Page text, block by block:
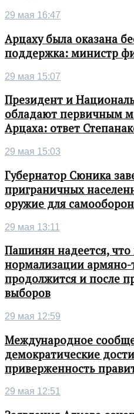
29 мая 16:47
Арцаху была оказана
поддержка: министр
29 мая 15:07
Президент и
обладают первичным
Арцаха: ответ
29 мая 15:03
Губернатор Сюника
приграничных
оружие для
29 мая 13:11
Пашинян надеется, что
нормализации
продолжится и после
выборов
29 мая 12:59
Международное
демократические
приверженность
29 мая 12:51